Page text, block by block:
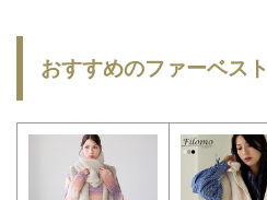
おすすめのファーベスト